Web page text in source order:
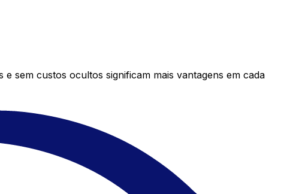
sem custos ocultos significam mais vantagens em cada